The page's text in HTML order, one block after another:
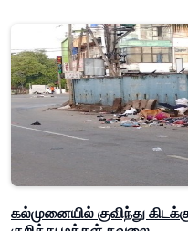
கல்முனையில் குவிந்து